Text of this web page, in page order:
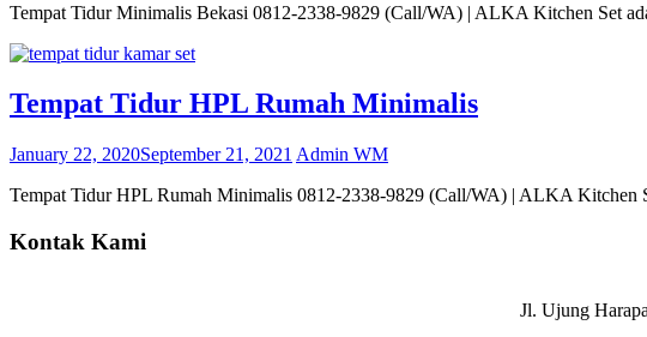
Tempat Tidur Minimalis Bekasi 0812-2338-9829 (Call/WA) | ALKA Kitchen Set
Tempat Tidur HPL Rumah Minimalis
January 22, 2020September 21, 2021 Admin WM
Tempat Tidur HPL Rumah Minimalis 0812-2338-9829 (Call/WA) | ALKA Kitchen
Kontak Kami
Jl. Ujung